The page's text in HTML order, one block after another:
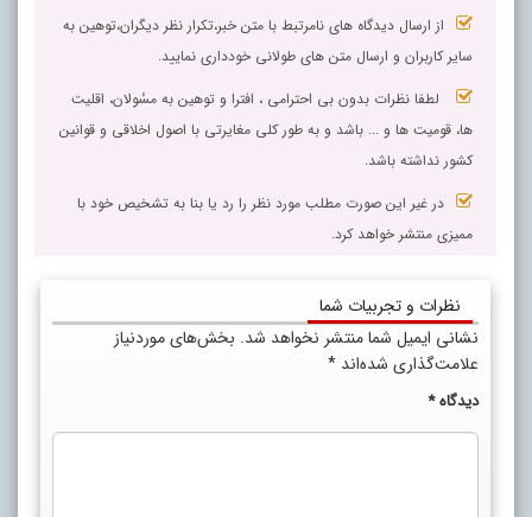
از ارسال دیدگاه های نامرتبط با متن خبر،تکرار نظر دیگران،توهین به
سایر کاربران و ارسال متن های طولانی خودداری نمایید.
لطفا نظرات بدون بی احترامی ، افترا و توهین به مسٔولان، اقلیت
ها، قومیت ها و ... باشد و به طور کلی مغایرتی با اصول اخلاقی و قوانین
کشور نداشته باشد.
در غیر این صورت مطلب مورد نظر را رد یا بنا به تشخیص خود با
ممیزی منتشر خواهد کرد.
نظرات و تجربیات شما
نشانی ایمیل شما منتشر نخواهد شد. بخش‌های موردنیاز
علامت‌گذاری شده‌اند *
دیدگاه*